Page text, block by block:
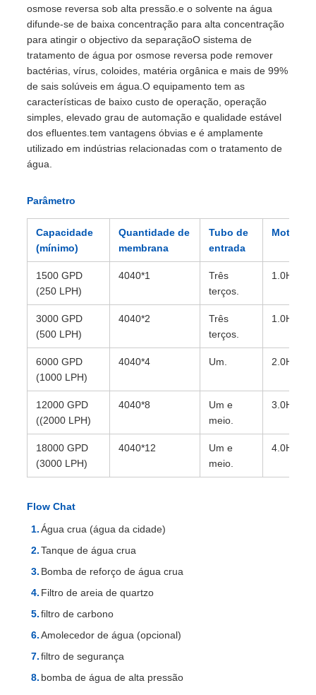
osmose reversa sob alta pressão.e o solvente na água
difunde-se de baixa concentração para alta concentração
para atingir o objectivo da separaçãoO sistema de
tratamento de água por osmose reversa pode remover
bactérias, vírus, coloides, matéria orgânica e mais de 99%
de sais solúveis em água.O equipamento tem as
características de baixo custo de operação, operação
simples, elevado grau de automação e qualidade estável
dos efluentes.tem vantagens óbvias e é amplamente
utilizado em indústrias relacionadas com o tratamento de
água.
Parâmetro
Capacidade
(mínimo)
Quantidade de
membrana
Tubo de
entrada
Motor
1500 GPD
(250 LPH)
4040*1
Três
terços.
1.0HP
3000 GPD
(500 LPH)
4040*2
Três
terços.
1.0HP
6000 GPD
(1000 LPH)
4040*4 Um. 2.0HP
12000 GPD
((2000 LPH)
4040*8
Um e
meio.
3.0HP
18000 GPD
(3000 LPH)
4040*12
Um e
meio.
4.0HP
Flow Chat
Água crua (água da cidade)
Tanque de água crua
Bomba de reforço de água crua
Filtro de areia de quartzo
filtro de carbono
Amolecedor de água (opcional)
filtro de segurança
bomba de água de alta pressão